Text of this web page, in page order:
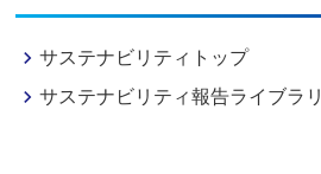
サステナビリティトップ
サステナビリティ報告ライブラリ